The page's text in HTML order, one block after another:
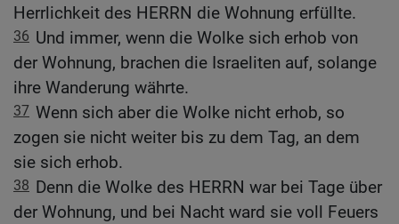
Herrlichkeit des HERRN die Wohnung erfüllte.
36 Und immer, wenn die Wolke sich erhob von
der Wohnung, brachen die Israeliten auf, solange
ihre Wanderung währte.
37 Wenn sich aber die Wolke nicht erhob, so
zogen sie nicht weiter bis zu dem Tag, an dem
sie sich erhob.
38 Denn die Wolke des HERRN war bei Tage über
der Wohnung, und bei Nacht ward sie voll Feuers